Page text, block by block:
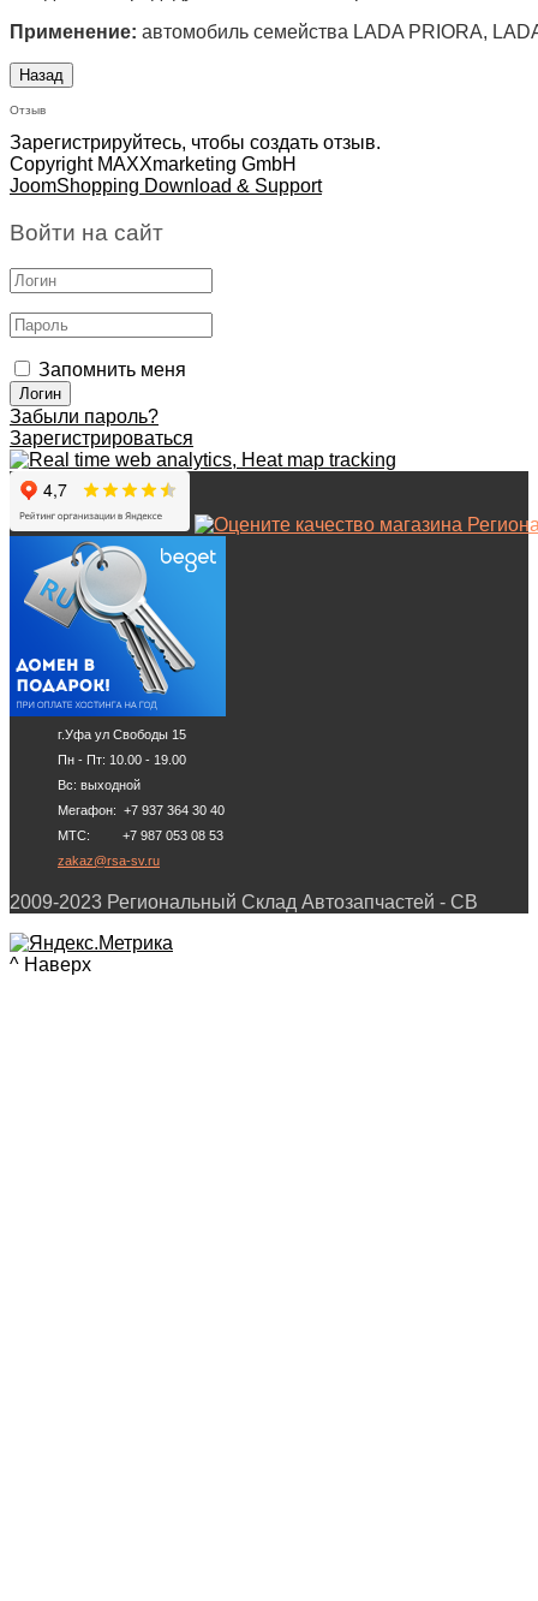
Применение: автомобиль семейства LADA PRIORA,
Отзыв
Зарегистрируйтесь, чтобы создать отзыв.
Copyright MAXXmarketing GmbH
JoomShopping Download & Support
Войти на сайт
Запомнить меня
Забыли пароль?
Зарегистрироваться
г.Уфа ул Свободы 15
Пн - Пт: 10.00 - 19.00
Вс: выходной
Мегафон: +7 937 364 30 40
МТС: +7 987 053 08 53
zakaz@rsa-sv.ru
2009-2023 Региональный Склад Автозапчастей - СВ
^ Наверх